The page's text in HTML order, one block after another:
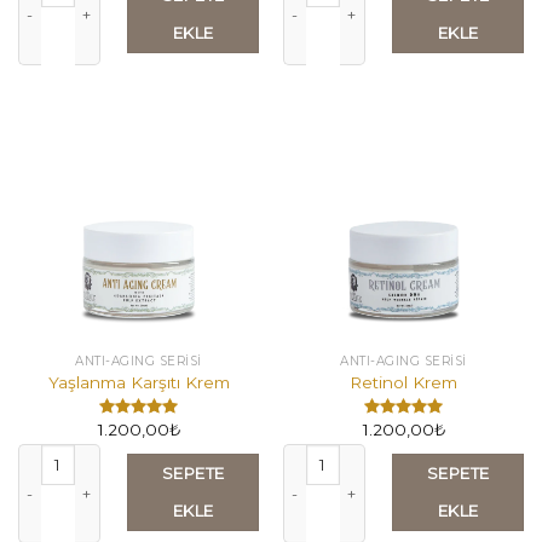
EKLE
EKLE
ANTI-AGING SERİSİ
Yaşlanma Karşıtı Krem
5
üzerinden
1.200,00₺
Yaşlanma Karşıtı Krem adet
SEPETE
EKLE
ANTI-AGING SERİSİ
Retinol Krem
5
üzerinden
1.200,00₺
Retinol Krem adet
SEPETE
EKLE